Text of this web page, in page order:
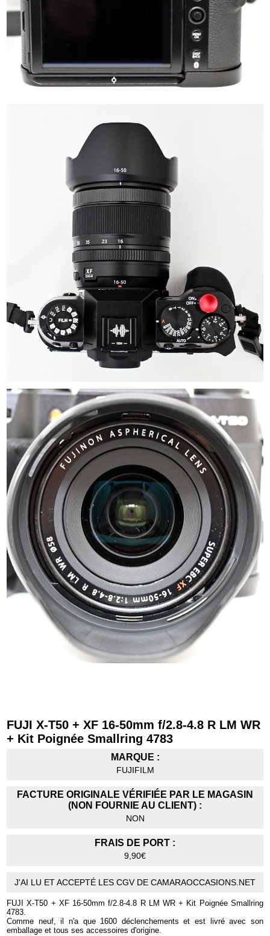
FUJI X-T50 + XF 16-50mm f/2.8-4.8 R LM WR
+ Kit Poignée Smallring 4783
MARQUE :
FUJIFILM
FACTURE ORIGINALE VÉRIFIÉE PAR LE MAGASIN
(NON FOURNIE AU CLIENT) :
NON
FRAIS DE PORT :
9,90€
J'AI LU ET ACCEPTÉ LES CGV DE CAMARAOCCASIONS.NET
FUJI X-T50 + XF 16-50mm f/2.8-4.8 R LM WR + Kit Poignée Smallring
4783.
Comme neuf, il n'a que 1600 déclenchements et est livré avec son
emballage et tous ses accessoires d'origine.